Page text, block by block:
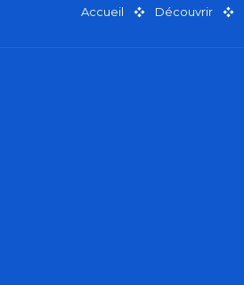
Accueil Découvrir